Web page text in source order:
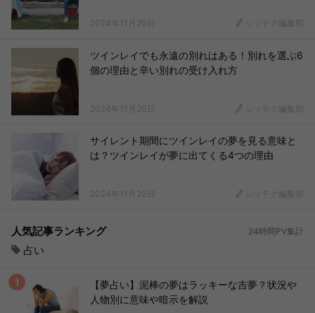
2024年11月20日 シッテク編集部
ツインレイでも永遠の別れはある！別れを選ぶ6
個の理由と辛い別れの受け入れ方
2024年11月20日 シッテク編集部
サイレント期間にツインレイの夢を見る意味と
は？ツインレイが夢に出てくる4つの理由
2024年11月20日 シッテク編集部
人気記事ランキング 24時間PV集計
占い
【夢占い】泥棒の夢はラッキーな吉夢？状況や
人物別に意味や暗示を解説